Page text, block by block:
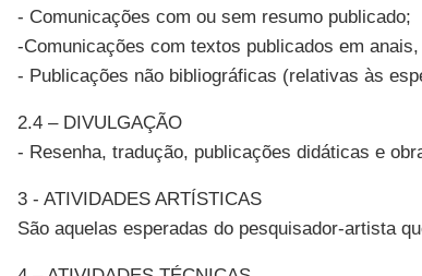
- Comunicações com ou sem resumo publicado;
-Comunicações com textos publicados em
- Publicações não bibliográficas (relativas às
2.4 – DIVULGAÇÃO
- Resenha, tradução, publicações didáticas e
3 - ATIVIDADES ARTÍSTICAS
São aquelas esperadas do pesquisador-artista